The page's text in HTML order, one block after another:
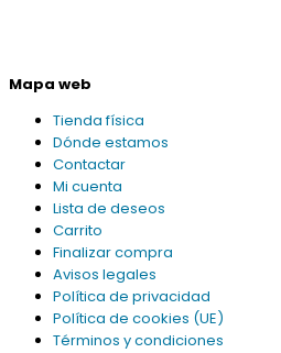
Mapa web
Tienda física
Dónde estamos
Contactar
Mi cuenta
Lista de deseos
Carrito
Finalizar compra
Avisos legales
Política de privacidad
Política de cookies (UE)
Términos y condiciones